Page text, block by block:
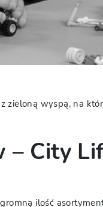
zieloną wyspą, na
City
ilość